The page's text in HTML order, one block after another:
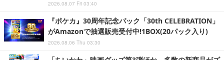
2026.08.07 Fri 03:40
『ポケカ』30周年記念パック「30th CELEBRATION」
がAmazonで抽選販売受付中!1BOX(20パック入り)
2026.08.06 Thu 03:30